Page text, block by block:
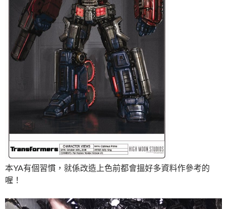
本YA有個習慣，就係改造上色前都會搵好多資料作參考的
喔！